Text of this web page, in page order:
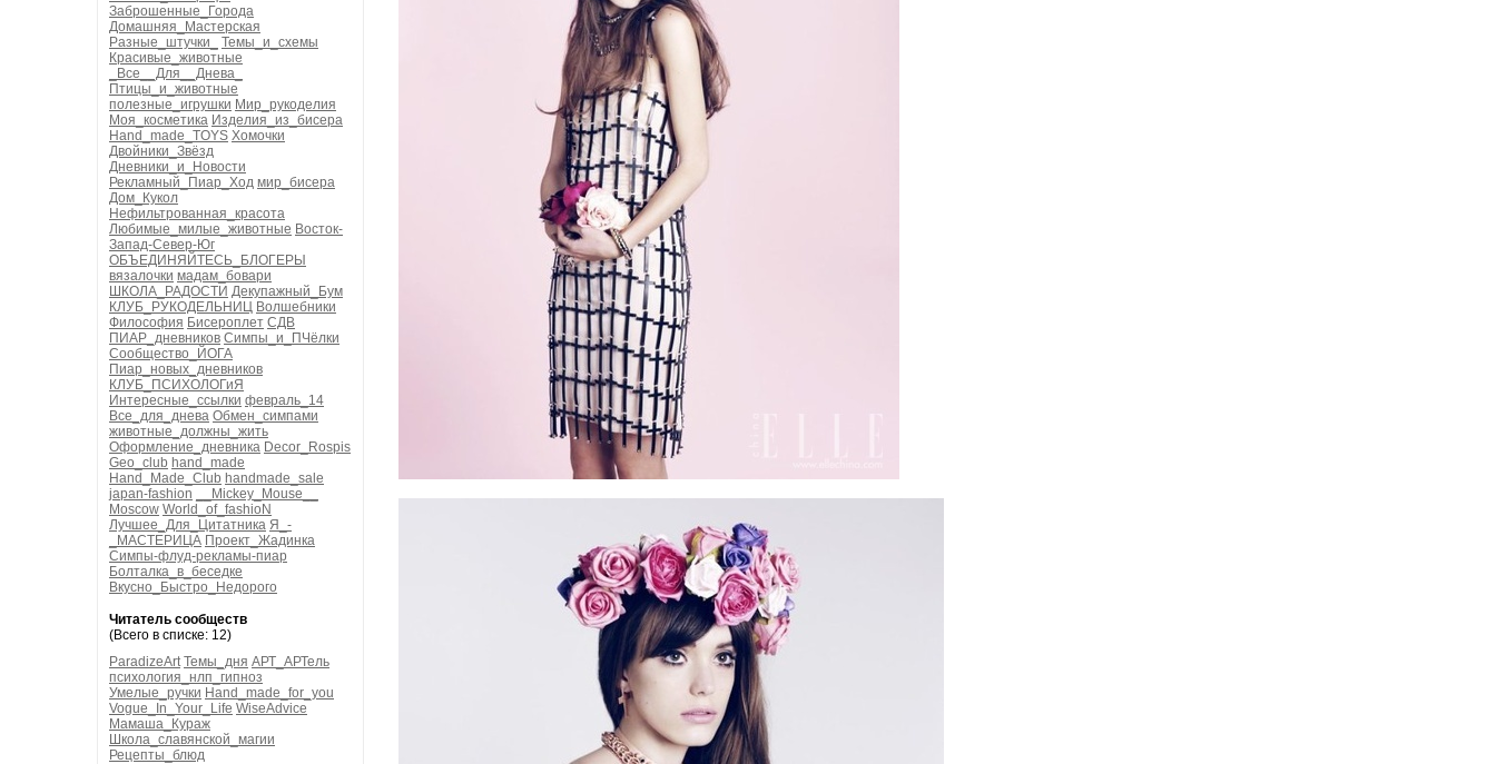
Заброшенные_Города
Домашняя_Мастерская
Разные_штучки_
Темы_и_схемы
Красивые_животные
_Все__Для__Днева_
Птицы_и_животные
полезные_игрушки Мир_рукоделия
Моя_косметика Изделия_из_бисера
Hand_made_TOYS Хомочки
Двойники_Звёзд
Дневники_и_Новости
Рекламный_Пиар_Ход мир_бисера
Дом_Кукол
Нефильтрованная_красота
Любимые_милые_животные Восток-
Запад-Север-Юг
ОБЪЕДИНЯЙТЕСЬ_БЛОГЕРЫ
вязалочки мадам_бовари
ШКОЛА_РАДОСТИ Декупажный_Бум
КЛУБ_РУКОДЕЛЬНИЦ Волшебники
Философия Бисероплет СДВ
ПИАР_дневников Симпы_и_ПЧёлки
Сообщество_ЙОГА
Пиар_новых_дневников
КЛУБ_ПСИХОЛОГиЯ
Интересные_ссылки февраль_14
Все_для_днева Обмен_симпами
животные_должны_жить
Оформление_дневника Decor_Rospis
Geo_club hand_made
Hand_Made_Club handmade_sale
japan-fashion
__Mickey_Mouse__
Moscow World_of_fashioN
Лучшее_Для_Цитатника Я_-
_МАСТЕРИЦА Проект_Жадинка
Симпы-флуд-рекламы-пиар
Болталка_в_беседке
Вкусно_Быстро_Недорого
Читатель сообществ
(Всего в списке: 12)
ParadizeArt Темы_дня АРТ_АРТель
психология_нлп_гипноз
Умелые_ручки Hand_made_for_you
Vogue_In_Your_Life WiseAdvice
Мамаша_Кураж
Школа_славянской_магии
Рецепты_блюд